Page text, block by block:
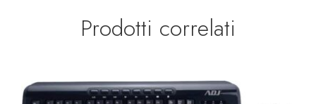
Prodotti correlati